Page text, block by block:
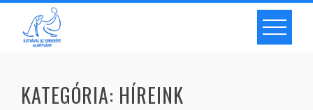
KATEGÓRIA: HÍREINK